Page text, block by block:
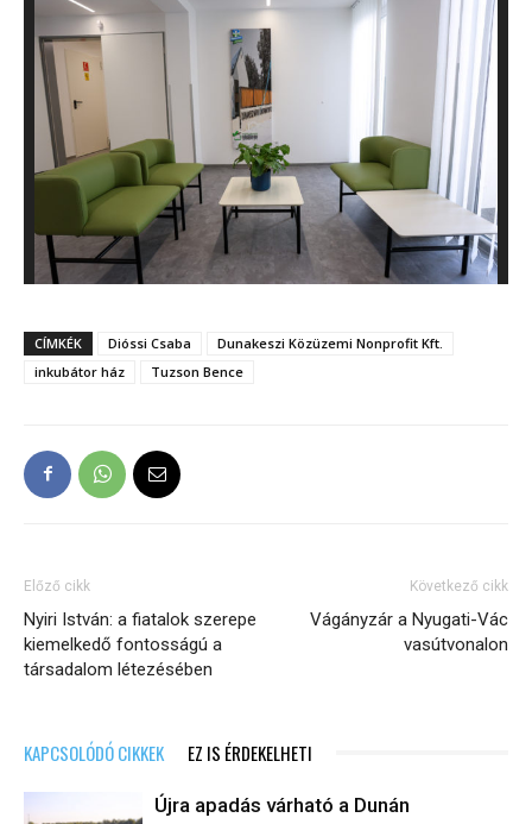
CÍMKÉK Dióssi Csaba
Dunakeszi Közüzemi Nonprofit Kft.
inkubátor ház
Tuzson Bence
Előző cikk
Nyiri István: a fiatalok szerepe
kiemelkedő fontosságú a
társadalom létezésében
Következő cikk
Vágányzár a Nyugati-Vác
vasútvonalon
KAPCSOLÓDÓ CIKKEK EZ IS ÉRDEKELHETI
Újra apadás várható a Dunán